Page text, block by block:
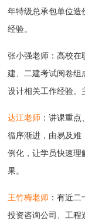
年特级总承包单位造
经验。
张小强老师：高校在
建、二建考试阅卷组
设计相关工作经验。
达江老师 ：讲课重
循序渐进，由易及难
例化，让学员快速理
果。
王竹梅老师 ：有近
投资咨询公司、工程